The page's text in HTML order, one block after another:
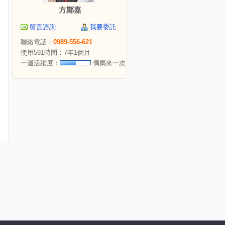
方鄭嘉
留言諮詢
我要委託
聯絡電話： 0989-556-621
使用591時間：7年1個月
一週活躍度：
偶爾來一次